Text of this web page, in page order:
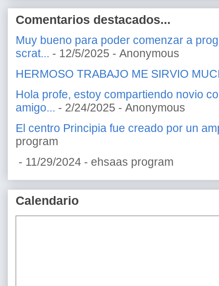
Comentarios destacados...
Muy bueno para poder comenzar a
scrat... - 12/5/2025 - Anonymous
HERMOSO TRABAJO ME SIRVIO
Hola profe, estoy compartiendo novio
amigo... - 2/24/2025 - Anonymous
El centro Principia fue creado por un
program
- 11/29/2024 - ehsaas program
Calendario